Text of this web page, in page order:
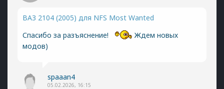
ВАЗ 2104 (2005) для NFS Most Wanted
Спасибо за разъяснение!
Ждем новых
модов)
spaaan4
05.02.2026, 16:15